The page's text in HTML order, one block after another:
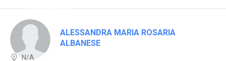
commento
ALESSANDRA MARIA ROSARIA
ALBANESE
N/A